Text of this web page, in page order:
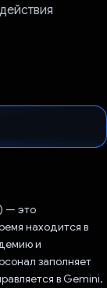
— это
находится в
и
заполняет
в Gemini,